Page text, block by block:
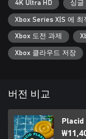
4K Ultra HD 싱글
Xbox Series X|S 에 최
Xbox 도전 과제
Xbox 클라우드 저장
버전 비교